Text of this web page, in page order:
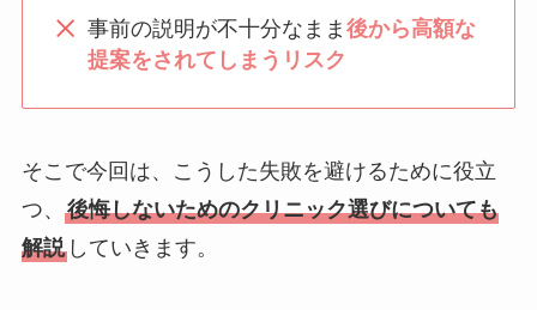
事前の説明が不十分なまま 後から高額な
提案をされてしまうリスク
そこで今回は、こうした失敗を避けるために役立
つ、 後悔しないためのクリニック選びについても
解説していきます。